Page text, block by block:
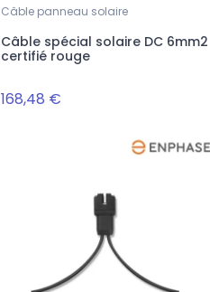
Câble panneau solaire
Câble spécial solaire DC 6mm2
certifié rouge
168,48 €